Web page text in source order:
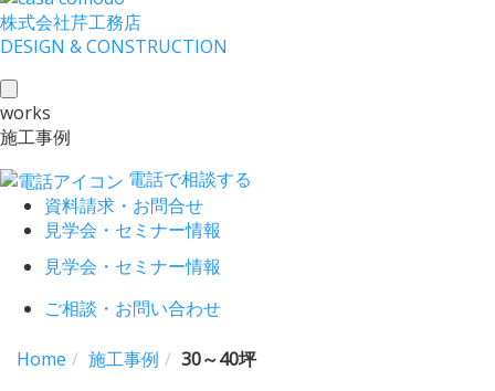
株式会社芹工務店
DESIGN &CONSTRUCTION
toggle
navigation
works
施工事例
電話で相談する
資料請求・お問合せ
見学会・セミナー情報
見学会・セミナー情報
ご相談・お問い合わせ
Home 施工事例 30～40坪